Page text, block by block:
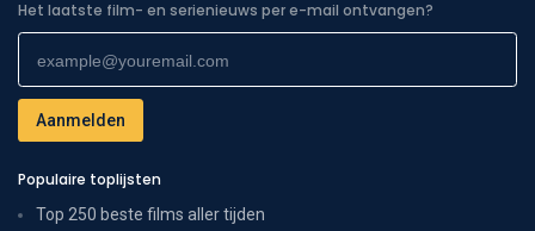
Het laatste film- en serienieuws per e-mail ontvangen?
Populaire toplijsten
Top 250 beste films aller tijden